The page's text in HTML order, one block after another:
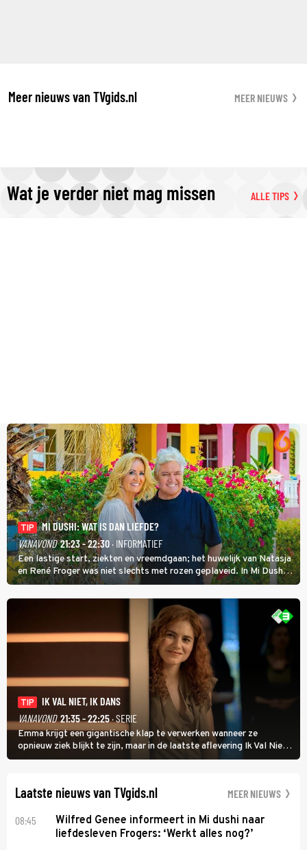
Meer nieuws van TVgids.nl MEER NIEUWS
Wat je verder niet mag missen ALLE TIPS
TIP
MI DUSHI: WAT IS DAN LIEFDE?
VANAVOND 21:23 - 22:30 · INFORMATIEF
Een lastige start, ziekten en vreemdgaan; het huwelijk van Natasja
en René Froger was niet slechts met rozen geplaveid. In Mi Dushi:
Wat Is Dan Liefde? neemt Wilfred Genee het showbizzkoppel mee
uit vissen om het over de liefde te hebben.
TIP
IK VAL NIET, IK DANS
VANAVOND 21:35 - 22:25· SERIE
Emma krijgt een gigantische klap te verwerken wanneer ze
opnieuw ziek blijkt te zijn, maar in de laatste aflevering Ik Val Niet,
Ik Dans laat ze zien dat ze niet van plan is op te geven, zelfs als ze
Laatste nieuws van TVgids.nl MEER NIEUWS
08:45
Wilfred Genee informeert in Mi dushi naar
liefdesleven Frogers: ‘Werkt alles nog?’